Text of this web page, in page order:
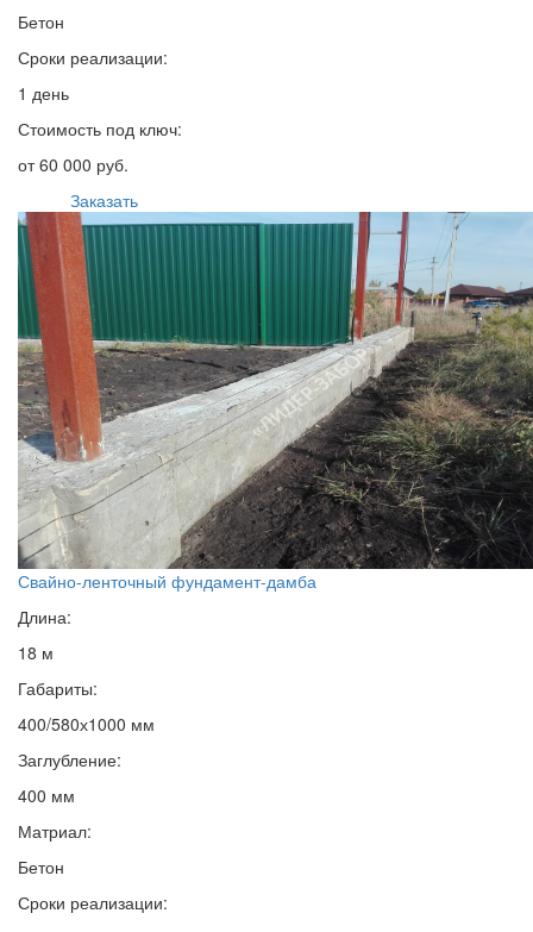
Бетон
Сроки реализации:
1 день
Стоимость под ключ:
от 60 000 руб.
Заказать
Свайно-ленточный фундамент-дамба
Длина:
18 м
Габариты:
400/580х1000 мм
Заглубление:
400 мм
Матриал:
Бетон
Сроки реализации: